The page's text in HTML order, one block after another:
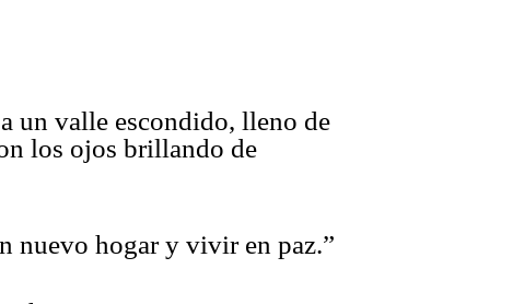
un valle escondido, lleno de
los ojos brillando de
nuevo hogar y vivir en paz.”